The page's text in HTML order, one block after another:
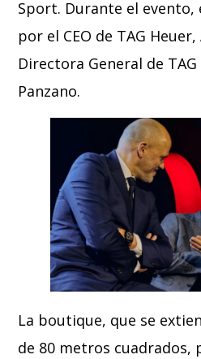
Sport. Durante el evento,
por el CEO de TAG
Directora General de
Panzano.
La boutique, que se
de 80 metros cuadrados,